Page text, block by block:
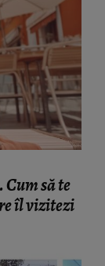
să te
îl vizitezi